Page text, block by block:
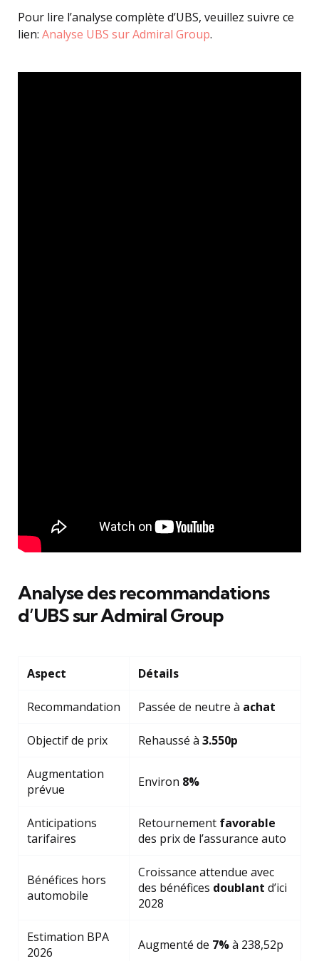
Pour lire l’analyse complète d’UBS, veuillez suivre ce
lien: Analyse UBS sur Admiral Group.
Analyse des recommandations
d’UBS sur Admiral Group
Aspect Détails
Recommandation Passée de neutre à achat
Objectif de prix Rehaussé à 3.550p
Augmentation
prévue
Environ 8%
Anticipations
tarifaires
Retournement favorable
des prix de l’assurance auto
Bénéfices hors
automobile
Croissance attendue avec
des bénéfices doublant d’ici
2028
Estimation BPA
2026
Augmenté de 7%à 238,52p